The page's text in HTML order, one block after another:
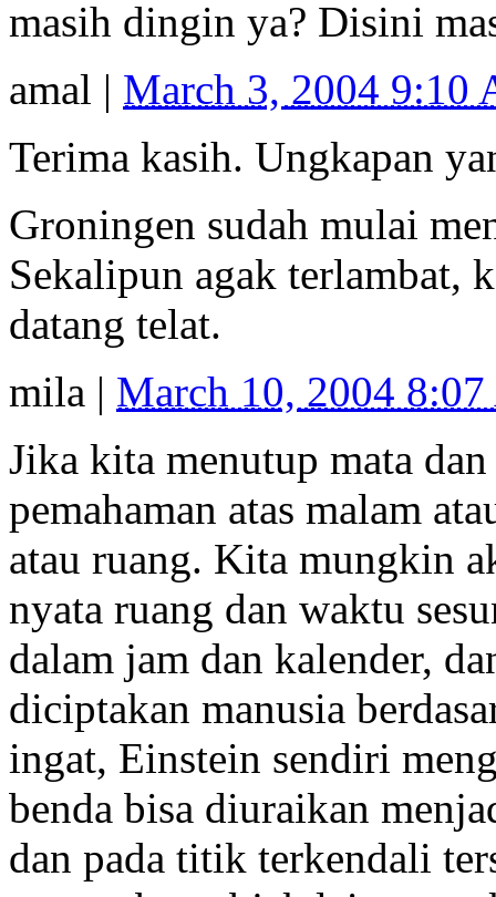
masih dingin ya? Disini
amal | March 3, 2004 9:10
Terima kasih. Ungkapan
Groningen sudah mulai
Sekalipun agak terlambat,
datang telat.
mila | March 10, 2004
Jika kita menutup mata
pemahaman atas malam
atau ruang. Kita mungkin
nyata ruang dan waktu
dalam jam dan kalender,
diciptakan manusia
ingat, Einstein sendiri
benda bisa diuraikan
dan pada titik terkendali